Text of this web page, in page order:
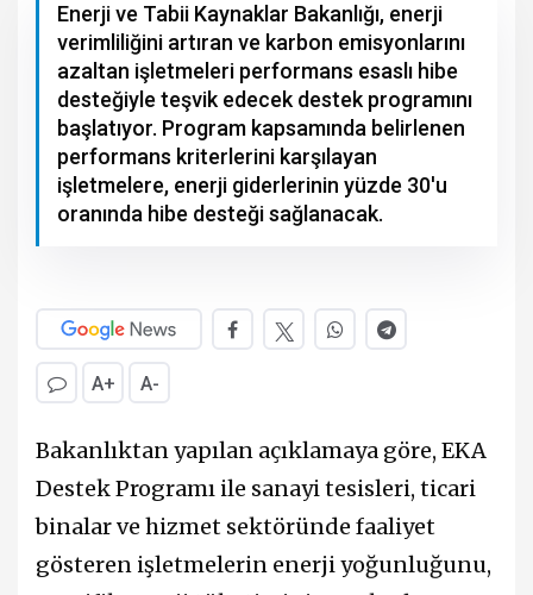
Enerji ve Tabii Kaynaklar Bakanlığı, enerji
verimliliğini artıran ve karbon emisyonlarını
azaltan işletmeleri performans esaslı hibe
desteğiyle teşvik edecek destek programını
başlatıyor. Program kapsamında belirlenen
performans kriterlerini karşılayan
işletmelere, enerji giderlerinin yüzde 30'u
oranında hibe desteği sağlanacak.
A+ A-
Bakanlıktan yapılan açıklamaya göre, EKA
Destek Programı ile sanayi tesisleri, ticari
binalar ve hizmet sektöründe faaliyet
gösteren işletmelerin enerji yoğunluğunu,